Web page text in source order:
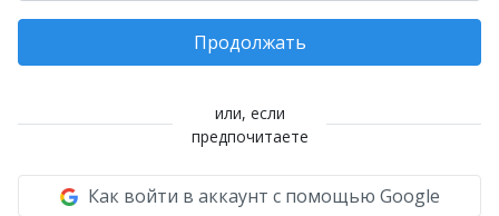
Продолжать
или, если
предпочитаете
Как войти в аккаунт с помощью Google